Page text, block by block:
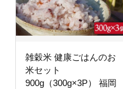
雑穀米 健康ごはんのお
米セット
900g（300g×3P） 福岡